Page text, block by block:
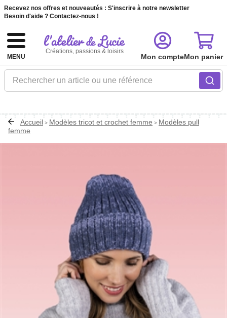
Recevez nos offres et nouveautés : S'inscrire à notre newsletter
Besoin d'aide ? Contactez-nous !
MENU
Créations, passions & loisirs
Rechercher un article ou une référence
Mon compteMon panier
Accueil > Modèles tricot et crochet femme > Modèles pull
femme